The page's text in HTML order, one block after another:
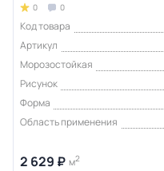
0 0
Код товара
Артикул
Морозостойкая
Рисунок
Форма
Область применения
2 629 ₽ м2